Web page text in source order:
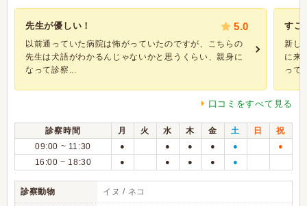
先生が優しい！ 5.0
以前通っていた病院は怖がっていたのですが、こちらの
先生は犬語がわかるんじゃないかと思うくらい、親身に
なって診察...
すご
新し
に来
って
口コミをすべて見る
診察時間 月 火 水 木 金 土 日
祝
09:00 ~ 11:30
● ● ● ● ● ●
16:00 ~ 18:30 ● ● ● ● ●
診察動物 イヌ / ネコ